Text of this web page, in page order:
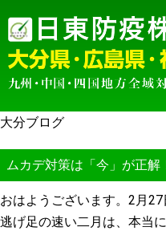
大分ブログ
ムカデ対策は「今」が正解
おはようございます。2月27
逃げ足の速い二月は、本当